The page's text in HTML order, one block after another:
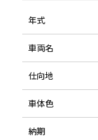
年式
車両名
仕向地
車体色
納期